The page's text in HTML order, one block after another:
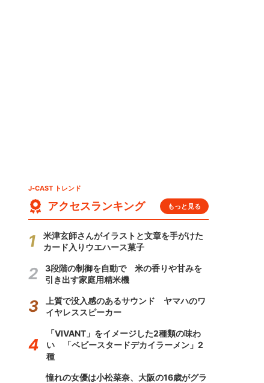
J-CAST トレンド
アクセスランキング もっと見る
米津玄師さんがイラストと文章を手がけた
カード入りウエハース菓子
3段階の制御を自動で 米の香りや甘みを
引き出す家庭用精米機
上質で没入感のあるサウンド ヤマハのワ
イヤレススピーカー
「VIVANT」をイメージした2種類の味わ
い 「ベビースタードデカイラーメン」2
種
憧れの女優は小松菜奈、大阪の16歳がグラ